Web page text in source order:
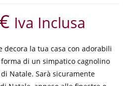
€ Iva Inclusa
decora la tua casa con adorabili
di un simpatico cagnolino
Natale. Sarà sicuramente